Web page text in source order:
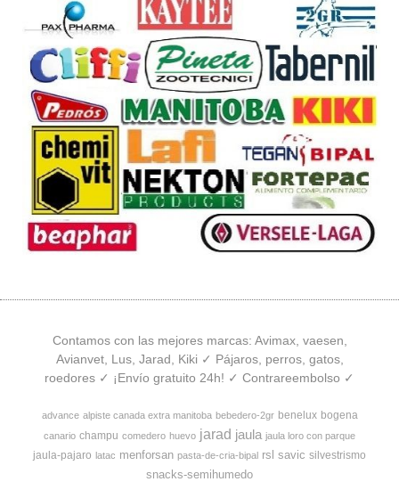
Contamos con las mejores marcas: Avimax, vaesen,
Avianvet, Lus, Jarad, Kiki ✓ Pájaros, perros, gatos,
roedores ✓ ¡Envío gratuito 24h! ✓ Contrareembolso ✓
advance alpiste canada extra manitoba bebedero-2gr benelux bogena
canario champu comedero huevo jarad jaula jaula loro con parque
jaula-pajaro latac menforsan pasta-de-cria-bipal rsl savic silvestrismo
snacks-semihumedo